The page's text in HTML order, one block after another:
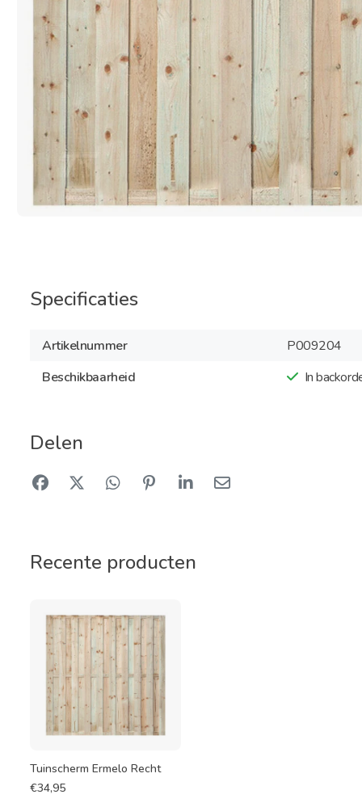
Specificaties
Artikelnummer
P009204
Beschikbaarheid
In
Delen
Recente producten
Tuinscherm Ermelo Recht
€34,95